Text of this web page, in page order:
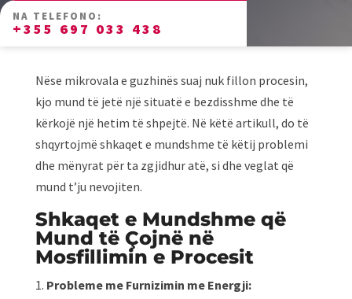
NA TELEFONO:
+355 697 033 438
Nëse mikrovala e guzhinës suaj nuk fillon procesin,
kjo mund të jetë një situatë e bezdisshme dhe të
kërkojë një hetim të shpejtë. Në këtë artikull, do të
shqyrtojmë shkaqet e mundshme të këtij problemi
dhe mënyrat për ta zgjidhur atë, si dhe veglat që
mund t’ju nevojiten.
Shkaqet e Mundshme që
Mund të Çojnë në
Mosfillimin e Procesit
Probleme me Furnizimin me Energji: